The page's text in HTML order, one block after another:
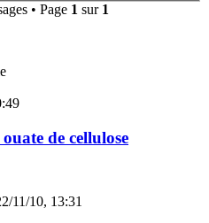
• Page 1 sur 1
de cellulose
11/10, 13:31